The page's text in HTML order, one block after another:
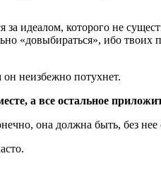
идеалом, которого не
«довыбираться», ибо твоих
он неизбежно потухнет.
а все остальное
она должна быть, без нее